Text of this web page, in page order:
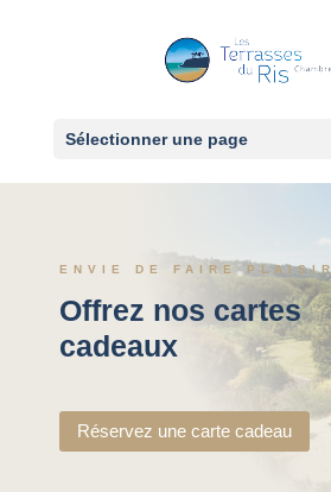
Sélectionner une page
ENVIE DE FAIRE PLAISIR
Offrez nos cartes
cadeaux
Réservez une carte cadeau